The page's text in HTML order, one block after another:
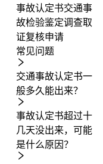
事故认定书交通事
故检验鉴定调查取
证复核申请
常见问题
交通事故认定书一
般多久能出来？
事故认定书超过十
几天没出来，可能
是什么原因？